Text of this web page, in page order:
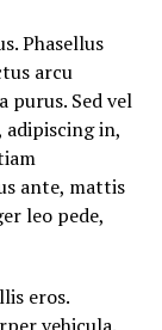
Phasellus
arcu
purus. Sed vel
adipiscing in,
ante, mattis
leo pede,
eros.